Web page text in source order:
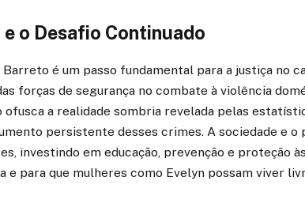
o Desafio Continuado
é um passo fundamental para a justiça no
forças de segurança no combate à violência
a realidade sombria revelada pelas
persistente desses crimes. A sociedade e o
investindo em educação, prevenção e proteção
e para que mulheres como Evelyn possam viver